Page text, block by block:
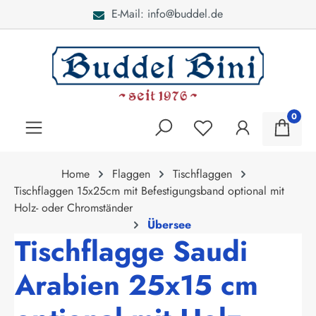
E-Mail: info@buddel.de
0
Home Flaggen
Tischflaggen
Tischflaggen 15x25cm mit Befestigungsband optional mit
Holz- oder Chromständer
Übersee
Tischflagge Saudi
Arabien 25x15 cm